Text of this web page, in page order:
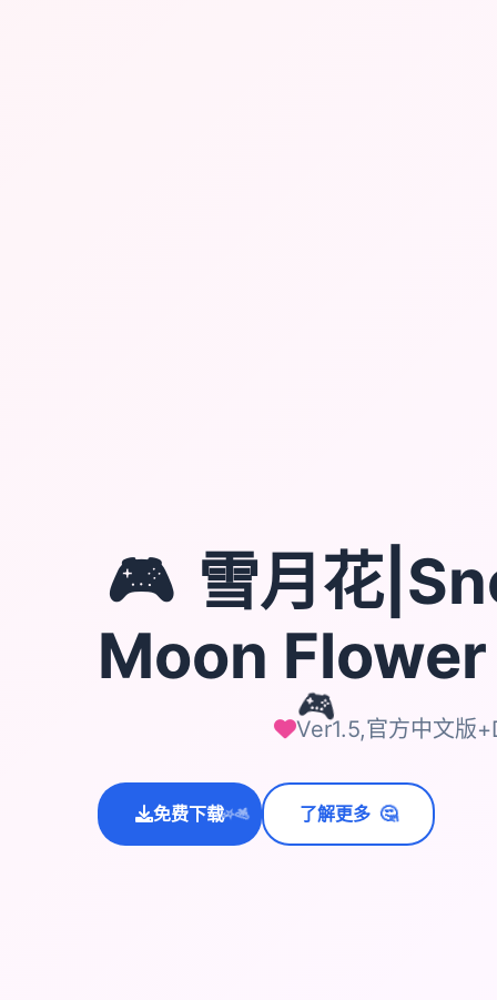
🎮
🎮 雪月花
Moon
Ver1.5,官方中文版
免费下载
✨⭐💫 了解更多 🤔